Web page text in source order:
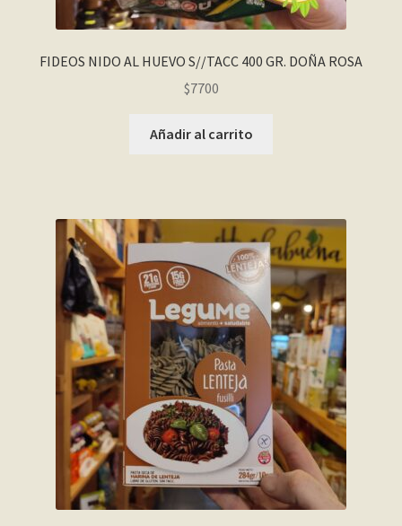
FIDEOS NIDO AL HUEVO S//TACC 400 GR. DOÑA ROSA
$7700
Añadir al carrito